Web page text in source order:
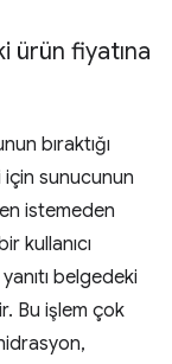
ürün fiyatına
bıraktığı
sunucunun
istemeden
kullanıcı
belgedeki
Bu işlem çok